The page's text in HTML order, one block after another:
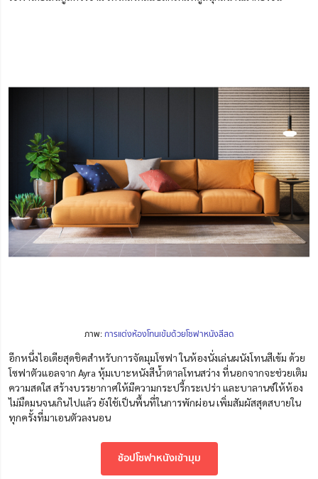
ภาพ:การแต่งห้องโทนเข้มด้วยโซฟาหนังสีสด
อีกหนึ่งไอเดียสุดชิคสำหรับการจัดมุมโซฟา ในห้องนั่งเล่นผนังโทนสีเข้ม ด้วย
โซฟาตัวแอลจาก Ayra หุ้มเบาะหนังสีน้ำตาลโทนสว่าง ที่นอกจากจะช่วยเติม
ความสดใส สร้างบรรยากาศให้มีความกระปรี้กระเปร่า และบาลานซ์ให้ห้อง
ไม่มืดมนจนเกินไปแล้ว ยังใช้เป็นพื้นที่ในการพักผ่อน เพิ่มสัมผัสสุดสบายใน
ทุกครั้งที่มาเอนตัวลงนอน
ช้อปโซฟาหนังเข้ามุม